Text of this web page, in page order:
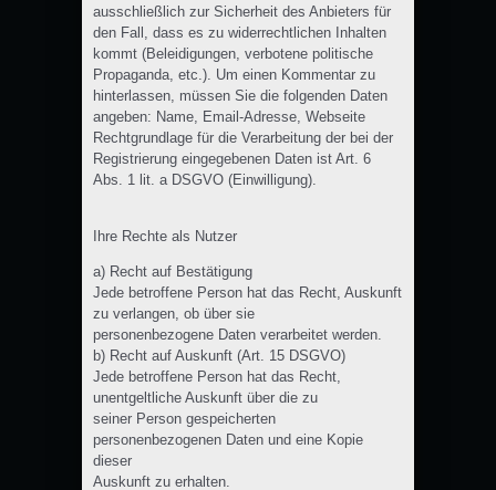
ausschließlich zur Sicherheit des Anbieters für
den Fall, dass es zu widerrechtlichen Inhalten
kommt (Beleidigungen, verbotene politische
Propaganda, etc.). Um einen Kommentar zu
hinterlassen, müssen Sie die folgenden Daten
angeben: Name, Email-Adresse, Webseite
Rechtgrundlage für die Verarbeitung der bei der
Registrierung eingegebenen Daten ist Art. 6
Abs. 1 lit. a DSGVO (Einwilligung).
Ihre Rechte als Nutzer
a) Recht auf Bestätigung
Jede betroffene Person hat das Recht, Auskunft
zu verlangen, ob über sie
personenbezogene Daten verarbeitet werden.
b) Recht auf Auskunft (Art. 15 DSGVO)
Jede betroffene Person hat das Recht,
unentgeltliche Auskunft über die zu
seiner Person gespeicherten
personenbezogenen Daten und eine Kopie
dieser
Auskunft zu erhalten.